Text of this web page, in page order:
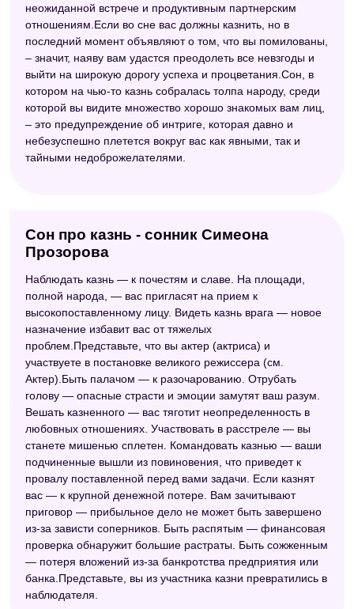
неожиданной встрече и продуктивным партнерским
отношениям.Если во сне вас должны казнить, но в
последний момент объявляют о том, что вы помилованы,
– значит, наяву вам удастся преодолеть все невзгоды и
выйти на широкую дорогу успеха и процветания.Сон, в
котором на чью-то казнь собралась толпа народу, среди
которой вы видите множество хорошо знакомых вам лиц,
– это предупреждение об интриге, которая давно и
небезуспешно плетется вокруг вас как явными, так и
тайными недоброжелателями.
Сон про казнь - сонник Симеона
Прозорова
Наблюдать казнь — к почестям и славе. На площади,
полной народа, — вас пригласят на прием к
высокопоставленному лицу. Видеть казнь врага — новое
назначение избавит вас от тяжелых
проблем.Представьте, что вы актер (актриса) и
участвуете в постановке великого режиссера (см.
Актер).Быть палачом — к разочарованию. Отрубать
голову — опасные страсти и эмоции замутят ваш разум.
Вешать казненного — вас тяготит неопределенность в
любовных отношениях. Участвовать в расстреле — вы
станете мишенью сплетен. Командовать казнью — ваши
подчиненные вышли из повиновения, что приведет к
провалу поставленной перед вами задачи. Если казнят
вас — к крупной денежной потере. Вам зачитывают
приговор — прибыльное дело не может быть завершено
из-за зависти соперников. Быть распятым — финансовая
проверка обнаружит большие растраты. Быть сожженным
— потеря вложений из-за банкротства предприятия или
банка.Представьте, вы из участника казни превратились в
наблюдателя.